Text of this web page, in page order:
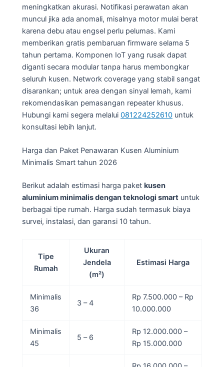
meningkatkan akurasi. Notifikasi perawatan akan
muncul jika ada anomali, misalnya motor mulai berat
karena debu atau engsel perlu pelumas. Kami
memberikan gratis pembaruan firmware selama 5
tahun pertama. Komponen IoT yang rusak dapat
diganti secara modular tanpa harus membongkar
seluruh kusen. Network coverage yang stabil sangat
disarankan; untuk area dengan sinyal lemah, kami
rekomendasikan pemasangan repeater khusus.
Hubungi kami segera melalui 081224252610 untuk
konsultasi lebih lanjut.
Harga dan Paket Penawaran Kusen Aluminium
Minimalis Smart tahun 2026
Berikut adalah estimasi harga paket kusen
aluminium minimalis dengan teknologi smart untuk
berbagai tipe rumah. Harga sudah termasuk biaya
survei, instalasi, dan garansi 10 tahun.
Tipe
Rumah
Ukuran
Jendela
(m²)
Estimasi Harga
Minimalis
36
3 – 4
Rp 7.500.000 – Rp
10.000.000
Minimalis
45
5 – 6
Rp 12.000.000 –
Rp 15.000.000